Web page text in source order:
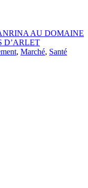
AU DOMAINE
D’ARLET
, Marché, Santé